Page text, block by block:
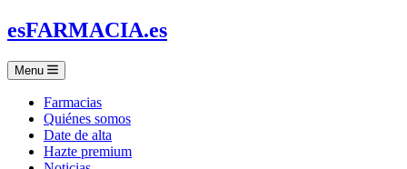
esFARMACIA.es
Menu
Farmacias
Quiénes somos
Date de alta
Hazte premium